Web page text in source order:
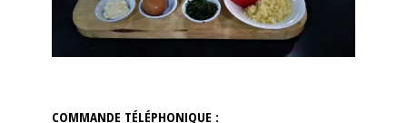
COMMANDE TÉLÉPHONIQUE :